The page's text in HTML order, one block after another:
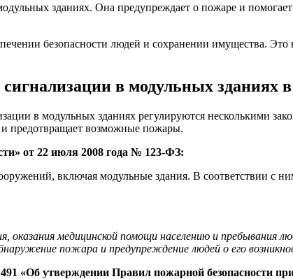
зданиях. Она предупреждает о пожаре и
безопасности людей и сохранении имущества.
в модульных зданиях
в модульных зданиях регулируются несколькими
и предотвращает возможные пожары.
от 22 июля 2008 года № 123-ФЗ:
включая модульные здания. В соответствии с
оказания медицинской помощи населению и пребывания
пожара и предупреждение людей о его
«Об утверждении Правил пожарной безопасности